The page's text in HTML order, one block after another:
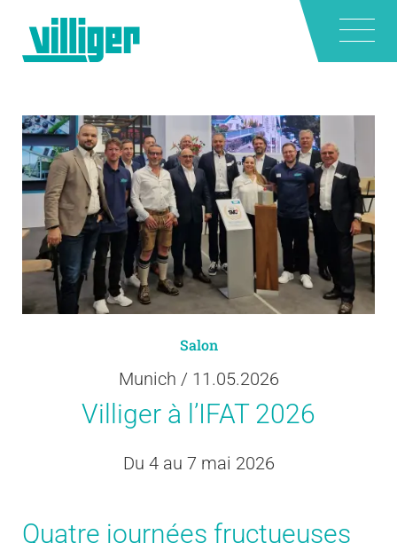
Salon
Munich / 11.05.2026
Villiger à l’IFAT 2026
Du 4 au 7 mai 2026
Quatre journées fructueuses